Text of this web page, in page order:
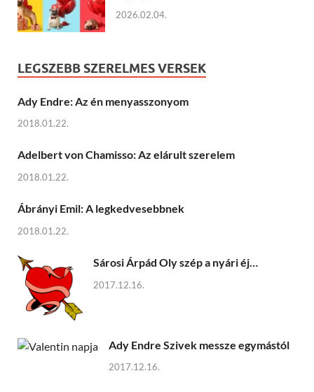
2026.02.04.
LEGSZEBB SZERELMES VERSEK
Ady Endre: Az én menyasszonyom
2018.01.22.
Adelbert von Chamisso: Az elárult szerelem
2018.01.22.
Ábrányi Emil: A legkedvesebbnek
2018.01.22.
Sárosi Árpád Oly szép a nyári éj…
2017.12.16.
Ady Endre Szivek messze egymástól
2017.12.16.